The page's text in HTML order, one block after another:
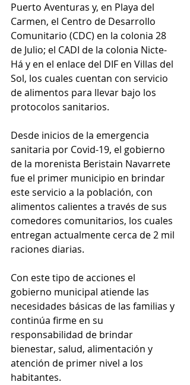
Puerto Aventuras y, en Playa del
Carmen, el Centro de Desarrollo
Comunitario (CDC) en la colonia 28
de Julio; el CADI de la colonia Nicte-
Há y en el enlace del DIF en Villas del
Sol, los cuales cuentan con servicio
de alimentos para llevar bajo los
protocolos sanitarios.
Desde inicios de la emergencia
sanitaria por Covid-19, el gobierno
de la morenista Beristain Navarrete
fue el primer municipio en brindar
este servicio a la población, con
alimentos calientes a través de sus
comedores comunitarios, los cuales
entregan actualmente cerca de 2 mil
raciones diarias.
Con este tipo de acciones el
gobierno municipal atiende las
necesidades básicas de las familias y
continúa firme en su
responsabilidad de brindar
bienestar, salud, alimentación y
atención de primer nivel a los
habitantes.